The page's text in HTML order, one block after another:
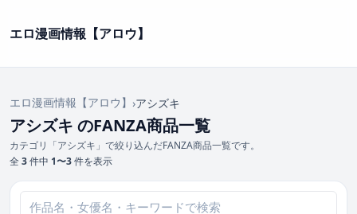
エロ漫画情報【アロウ】
エロ漫画情報【アロウ】 ›アシズキ
アシズキ のFANZA商品一覧
カテゴリ「アシズキ」で絞り込んだFANZA商品一覧です。
全 3件中 1〜3件を表示